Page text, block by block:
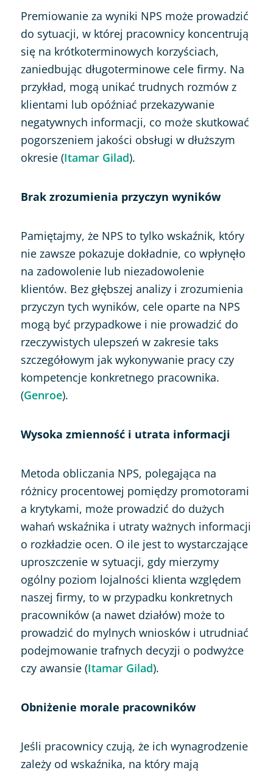
Premiowanie za wyniki NPS może prowadzić
do sytuacji, w której pracownicy koncentrują
się na krótkoterminowych korzyściach,
zaniedbując długoterminowe cele firmy. Na
przykład, mogą unikać trudnych rozmów z
klientami lub opóźniać przekazywanie
negatywnych informacji, co może skutkować
pogorszeniem jakości obsługi w dłuższym
okresie (Itamar Gilad).
Brak zrozumienia przyczyn wyników
Pamiętajmy, że NPS to tylko wskaźnik, który
nie zawsze pokazuje dokładnie, co wpłynęło
na zadowolenie lub niezadowolenie
klientów. Bez głębszej analizy i zrozumienia
przyczyn tych wyników, cele oparte na NPS
mogą być przypadkowe i nie prowadzić do
rzeczywistych ulepszeń w zakresie taks
szczegółowym jak wykonywanie pracy czy
kompetencje konkretnego pracownika.
(Genroe).
Wysoka zmienność i utrata informacji
Metoda obliczania NPS, polegająca na
różnicy procentowej pomiędzy promotorami
a krytykami, może prowadzić do dużych
wahań wskaźnika i utraty ważnych informacji
o rozkładzie ocen. O ile jest to wystarczające
uproszczenie w sytuacji, gdy mierzymy
ogólny poziom lojalności klienta względem
naszej firmy, to w przypadku konkretnych
pracowników (a nawet działów) może to
prowadzić do mylnych wniosków i utrudniać
podejmowanie trafnych decyzji o podwyżce
czy awansie (Itamar Gilad).
Obniżenie morale pracowników
Jeśli pracownicy czują, że ich wynagrodzenie
zależy od wskaźnika, na który mają